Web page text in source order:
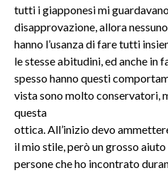
tutti i giapponesi mi
disapprovazione, allora
hanno l’usanza di fare tutti
le stesse abitudini, ed anche
spesso hanno questi
vista sono molto conservatori,
questa
ottica. All’inizio devo
il mio stile, però un grosso
persone che ho incontrato